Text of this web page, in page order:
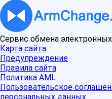
Сервис обмена
Карта сайта
Предупреждение
Правила сайта
Политика AML
Пользовательское
персональных данных